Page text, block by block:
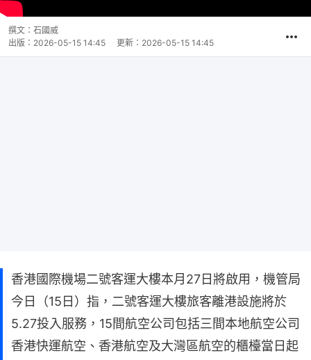
撰文： 石國威
出版： 2026-05-15 14:45 更新： 2026-05-15 14:45
香港國際機場二號客運大樓本月27日將啟用，機管局
今日（15日）指，二號客運大樓旅客離港設施將於
5.27投入服務，15間航空公司包括三間本地航空公司
香港快運航空、香港航空及大灣區航空的櫃檯當日起